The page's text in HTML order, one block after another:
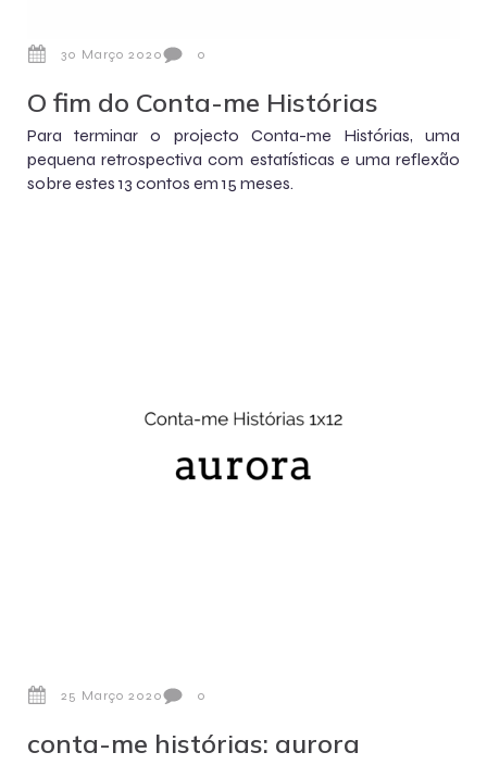
30 Março 2020 0
O fim do Conta-me Histórias
Para terminar o projecto Conta-me Histórias, uma
pequena retrospectiva com estatísticas e uma reflexão
sobre estes 13 contos em 15 meses.
25 Março 2020 0
conta-me histórias: aurora